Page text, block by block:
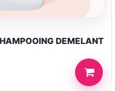
DEMELANT